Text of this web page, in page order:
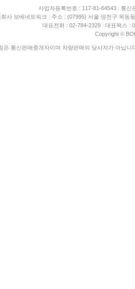
사업자등록번호 : 117-81-64543 | 통신
회사 보배네트워크 | 주소 : (07995) 서울 양천구 목동
대표전화 : 02-784-2329 | 대표팩스 :
Copyright ©
은 통신판매중개자이며 차량판매의 당사자가 아닙